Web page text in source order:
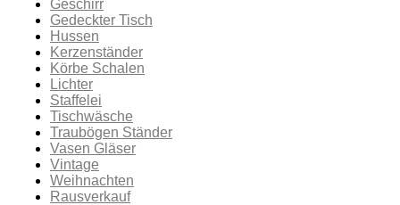
Geschirr
Gedeckter Tisch
Hussen
Kerzenständer
Körbe Schalen
Lichter
Staffelei
Tischwäsche
Traubögen Ständer
Vasen Gläser
Vintage
Weihnachten
Rausverkauf